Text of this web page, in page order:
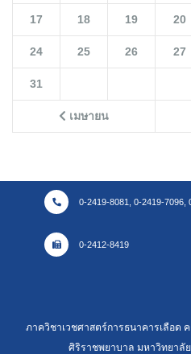
เมษายน
17 18 19 20
24 25 26 27
31
0-2419-8081, 0-2419-7096,
0-2412-8419
ภาควิชาเวชศาสตร์การธนาคารเลือด
ศิริราชพยาบาล มหาวิทยาลั